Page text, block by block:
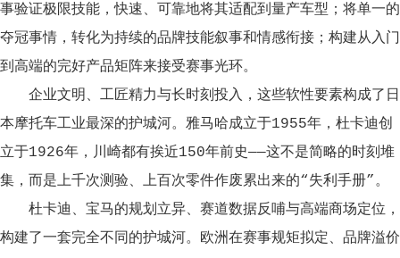
事验证极限技能，快速、可靠地将其适配到量产车型；将单一的
夺冠事情，转化为持续的品牌技能叙事和情感衔接；构建从入门
到高端的完好产品矩阵来接受赛事光环。
企业文明、工匠精力与长时刻投入，这些软性要素构成了日
本摩托车工业最深的护城河。雅马哈成立于1955年，杜卡迪创
立于1926年，川崎都有挨近150年前史——这不是简略的时刻堆
集，而是上千次测验、上百次零件作废累出来的“失利手册”。
杜卡迪、宝马的规划立异、赛道数据反哺与高端商场定位，
构建了一套完全不同的护城河。欧洲在赛事规矩拟定、品牌溢价